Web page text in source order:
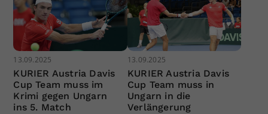
13.09.2025
KURIER Austria Davis
Cup Team muss im
Krimi gegen Ungarn
ins 5. Match
13.09.2025
KURIER Austria Davis
Cup Team muss in
Ungarn in die
Verlängerung